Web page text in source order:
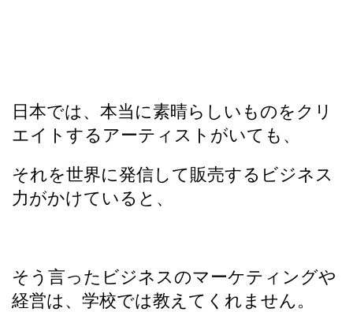
日本では、本当に素晴らしいものをクリ
エイトするアーティストがいても、
それを世界に発信して販売するビジネス
力がかけていると、
そう言ったビジネスのマーケティングや
経営は、学校では教えてくれません。